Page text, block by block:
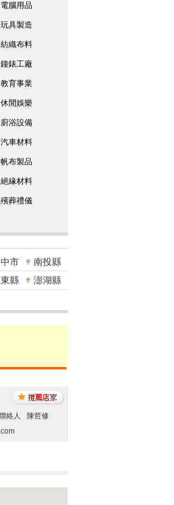
電腦用品
玩具製造
紡織布料
鐘錶工廠
教育事業
休閒娛樂
廚浴設備
汽車材料
帆布製品
絕緣材料
殯葬禮儀
市
南投縣
縣 澎湖縣
絡人
陳哲修